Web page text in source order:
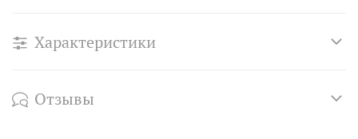
Характеристики
Отзывы